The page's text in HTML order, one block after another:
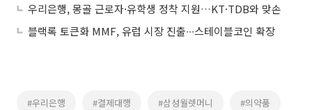
우리은행, 몽골 근로자·유학생 정착 지원…KT·TDB와 맞손
블랙록 토큰화 MMF, 유럽 시장 진출∙∙∙스테이블코인 확장
#우리은행 #결제대행 #삼성월렛머니 #의약품